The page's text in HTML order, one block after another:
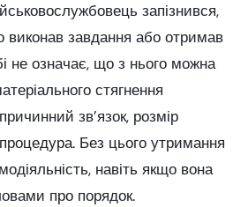
запізнився,
виконав завдання або отримав
не означає, що з нього можна
стягнення
зв’язок, розмір
Без цього утримання
навіть якщо вона
про порядок.